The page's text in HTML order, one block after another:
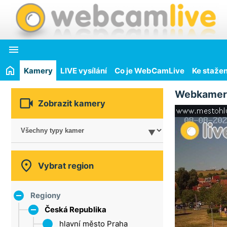

Kamery LIVE vysílání Co je WebCamLive Ke
 Zobrazit kamery
 Vybrat region
Regiony
Česká Republika
hlavní město Praha